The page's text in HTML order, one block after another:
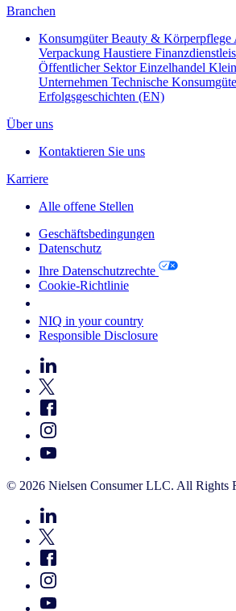
Branchen
Konsumgüter Beauty & Körperpflege
Verpackung Haustiere
Öffentlicher Sektor Einzelhandel
Unternehmen Technische
Erfolgsgeschichten (EN)
Über uns
Kontaktieren Sie uns
Karriere
Alle offene Stellen
Geschäftsbedingungen
Datenschutz
Ihre Datenschutzrechte
Cookie-Richtlinie
NIQ in your country
Responsible Disclosure
© 2026 Nielsen Consumer LLC. All Rights